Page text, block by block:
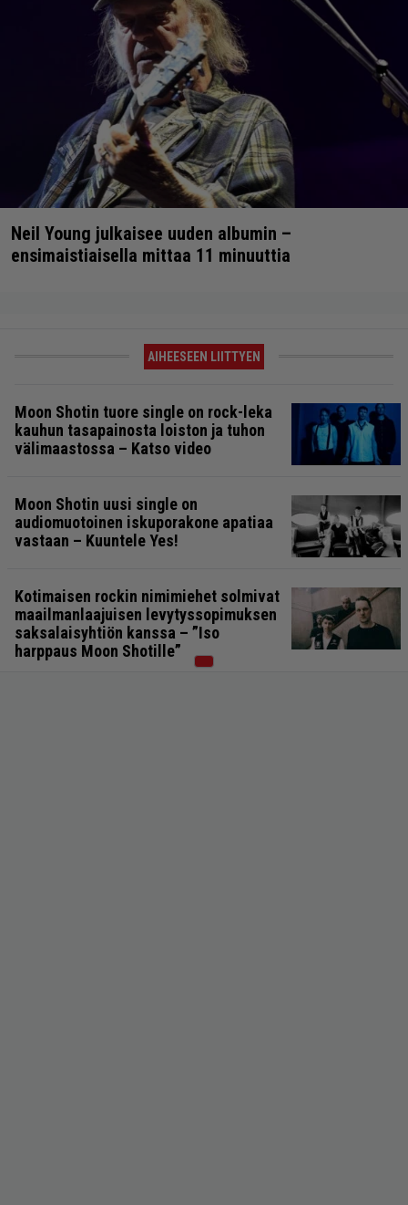
Neil Young julkaisee uuden albumin –
ensimaistiaisella mittaa 11 minuuttia
AIHEESEEN LIITTYEN
Moon Shotin tuore single on rock-leka
kauhun tasapainosta loiston ja tuhon
välimaastossa – Katso video
Moon Shotin uusi single on
audiomuotoinen iskuporakone apatiaa
vastaan – Kuuntele Yes!
Kotimaisen rockin nimimiehet solmivat
maailmanlaajuisen levytyssopimuksen
saksalaisyhtiön kanssa – ”Iso
harppaus Moon Shotille”